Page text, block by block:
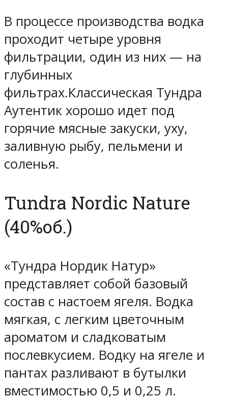
В процессе производства водка
проходит четыре уровня
фильтрации, один из них — на
глубинных
фильтрах.Классическая Тундра
Аутентик хорошо идет под
горячие мясные закуски, уху,
заливную рыбу, пельмени и
соленья.
Tundra Nordic Nature
(40%об.)
«Тундра Нордик Натур»
представляет собой базовый
состав с настоем ягеля. Водка
мягкая, с легким цветочным
ароматом и сладковатым
послевкусием. Водку на ягеле и
пантах разливают в бутылки
вместимостью 0,5 и 0,25 л.